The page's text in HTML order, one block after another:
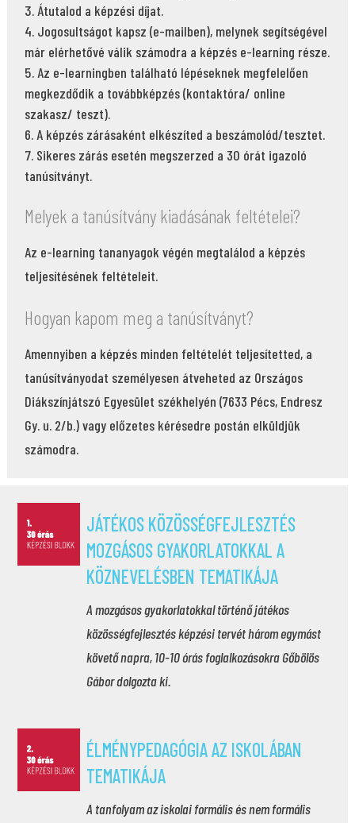
Átutalod a képzési díjat.
Jogosultságot kapsz (e-mailben), melynek segítségével
már elérhetővé válik számodra a képzés e-learning része.
Az e-learningben található lépéseknek megfelelően
megkezdődik a továbbképzés (kontaktóra/ online
szakasz/ teszt).
A képzés zárásaként elkészíted a beszámolód/tesztet.
Sikeres zárás esetén megszerzed a 30 órát igazoló
tanúsítványt.
Melyek a tanúsítvány kiadásának feltételei?
Az e-learning tananyagok végén megtalálod a képzés
teljesítésének feltételeit.
Hogyan kapom meg a tanúsítványt?
Amennyiben a képzés minden feltételét teljesítetted, a
tanúsítványodat személyesen átveheted az Országos
Diákszínjátszó Egyesület székhelyén (7633 Pécs, Endresz
Gy. u. 2/b.) vagy előzetes kérésedre postán elküldjük
számodra.
JÁTÉKOS KÖZÖSSÉGFEJLESZTÉS
MOZGÁSOS GYAKORLATOKKAL A
KÖZNEVELÉSBEN TEMATIKÁJA
A mozgásos gyakorlatokkal történő játékos
közösségfejlesztés képzési tervét három egymást
követő napra, 10-10 órás foglalkozásokra Gőbölös
Gábor dolgozta ki.
ÉLMÉNYPEDAGÓGIA AZ ISKOLÁBAN
TEMATIKÁJA
A tanfolyam az iskolai formális és nem formális